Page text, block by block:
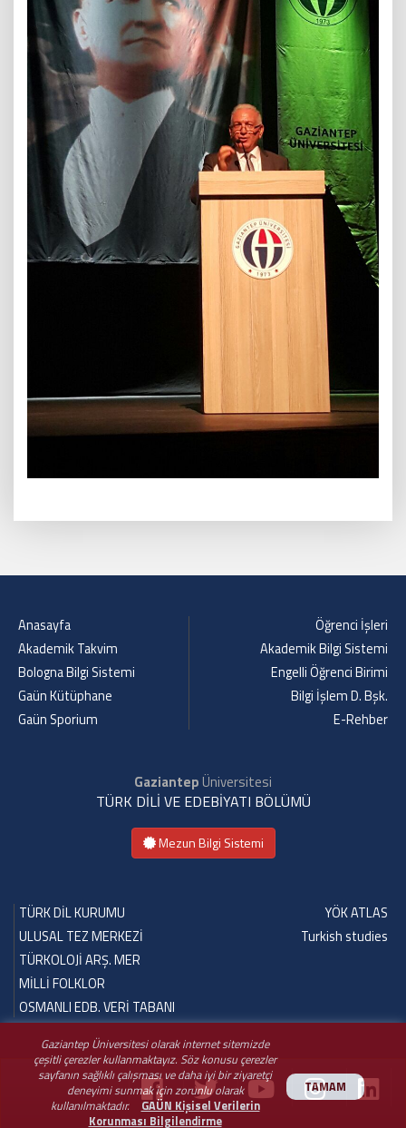
Gaziantep Üniversitesi olarak internet sitemizde
çeşitli çerezler kullanmaktayız. Söz konusu çerezler
sayfanın sağlıklı çalışması ve daha iyi bir ziyaretçi
deneyimi sunmak için zorunlu olarak
kullanılmaktadır.
GAÜN Kişisel Verilerin
Korunması Bilgilendirme
TAMAM
Anasayfa
Akademik Takvim
Bologna Bilgi Sistemi
Gaün Kütüphane
Gaün Sporium
Öğrenci İşleri
Akademik Bilgi Sistemi
Engelli Öğrenci Birimi
Bilgi İşlem D. Bşk.
E-Rehber
GaziantepÜniversitesi
TÜRK DİLİ VE EDEBİYATI BÖLÜMÜ
Mezun Bilgi Sistemi
TÜRK DİL KURUMU
ULUSAL TEZ MERKEZİ
TÜRKOLOJİ ARŞ. MER
MİLLİ FOLKLOR
OSMANLI EDB. VERİ TABANI
YÖK ATLAS
Turkish studies